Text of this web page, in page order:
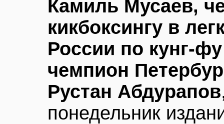
Камиль Мусаев,
кикбоксингу в
России по кунг-
чемпион
Рустан Абдурапов
понедельник